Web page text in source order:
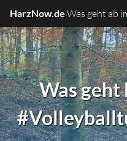
HarzNow.de Was geht ab
Was geht